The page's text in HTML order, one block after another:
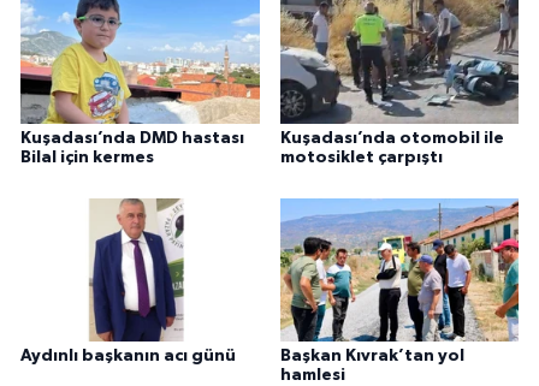
Kuşadası’nda DMD hastası
Bilal için kermes
Kuşadası’nda otomobil ile
motosiklet çarpıştı
Aydınlı başkanın acı günü
Başkan Kıvrak’tan yol
hamlesi